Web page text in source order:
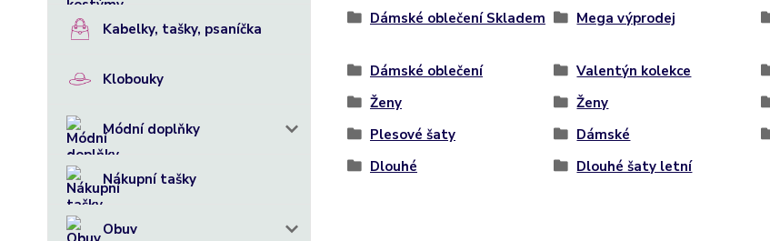
Kabelky, tašky, psaníčka
Klobouky
Módní doplňky
Nákupní tašky
Obuv
Dámské oblečení Skladem Mega výprodej
Dámské oblečení
Valentýn kolekce
Ženy
Ženy
Plesové šaty
Dámské
Dlouhé
Dlouhé šaty letní